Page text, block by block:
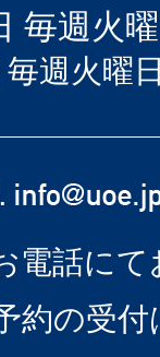
毎週火
週火曜
電話にて
約の受